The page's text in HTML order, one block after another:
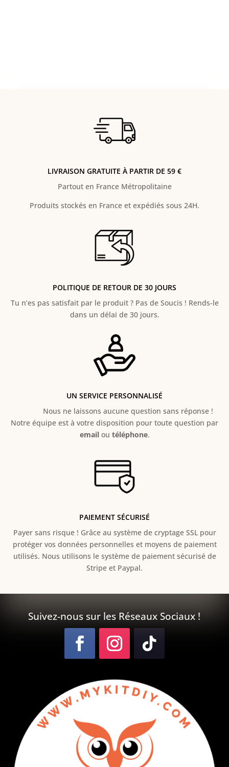
LIVRAISON GRATUITE À PARTIR DE 59 €
Partout en France Métropolitaine
Produits stockés en France et expédiés sous 24H.
POLITIQUE DE RETOUR DE 30 JOURS
Tu n’es pas satisfait par le produit ? Pas de Soucis ! Rends-le
dans un délai de 30 jours.
UN SERVICE PERSONNALISÉ
Nous ne laissons aucune question sans réponse !
Notre équipe est à votre disposition pour toute question par
emailou téléphone.
PAIEMENT SÉCURISÉ
Payer sans risque ! Grâce au système de cryptage SSL pour
protéger vos données personnelles et moyens de paiement
utilisés. Nous utilisons le système de paiement sécurisé de
Stripe et Paypal.
Suivez-nous sur les Réseaux Sociaux !